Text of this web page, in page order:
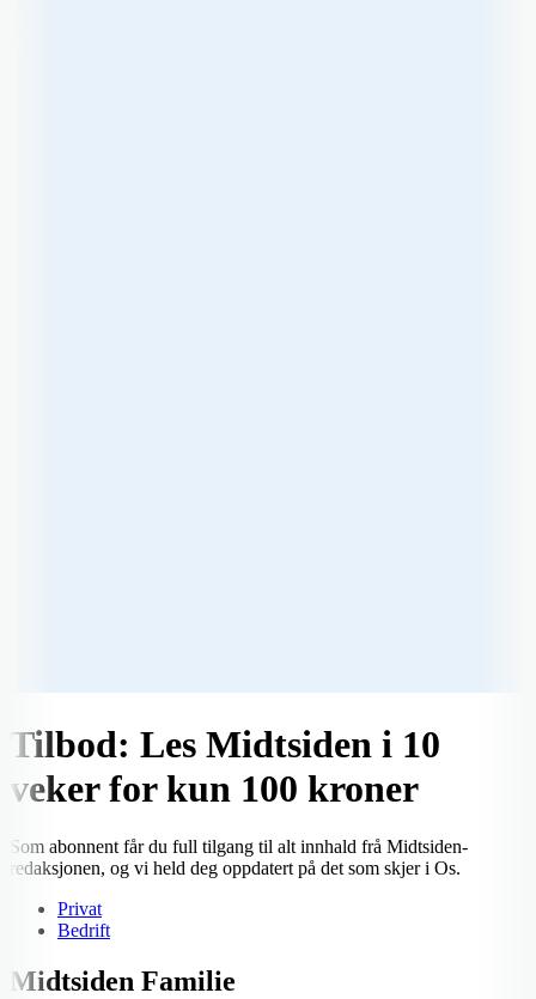
Tilbod: Les Midtsiden i 10
veker for kun 100 kroner
Som abonnent får du full tilgang til alt innhald frå Midtsiden-
redaksjonen, og vi held deg oppdatert på det som skjer i Os.
Privat
Bedrift
Midtsiden Familie